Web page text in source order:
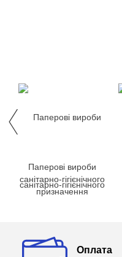
Паперові вироби
санітарно-гігієнічного
призначення
Оплата